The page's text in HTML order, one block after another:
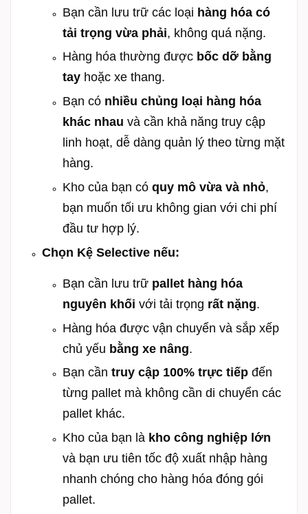
Bạn cần lưu trữ các loại hàng hóa có
tải trọng vừa phải, không quá nặng.
Hàng hóa thường được bốc dỡ bằng
tay hoặc xe thang.
Bạn có nhiều chủng loại hàng hóa
khác nhau và cần khả năng truy cập
linh hoạt, dễ dàng quản lý theo từng mặt
hàng.
Kho của bạn có quy mô vừa và nhỏ,
bạn muốn tối ưu không gian với chi phí
đầu tư hợp lý.
Chọn Kệ Selective nếu:
Bạn cần lưu trữ pallet hàng hóa
nguyên khối với tải trọng rất nặng.
Hàng hóa được vận chuyển và sắp xếp
chủ yếu bằng xe nâng.
Bạn cần truy cập 100% trực tiếp đến
từng pallet mà không cần di chuyển các
pallet khác.
Kho của bạn là kho công nghiệp lớn
và bạn ưu tiên tốc độ xuất nhập hàng
nhanh chóng cho hàng hóa đóng gói
pallet.